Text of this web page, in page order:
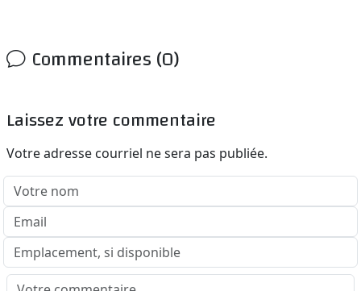
Commentaires (0)
Laissez votre commentaire
Votre adresse courriel ne sera pas publiée.